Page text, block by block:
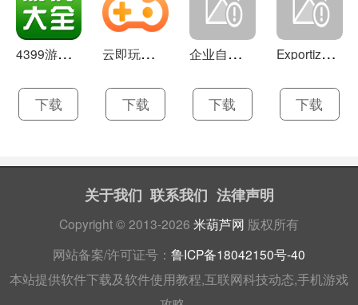
4
399游戏盒 官方下载 7.9.1
下载
云
即玩游戏盒 1.0.5.4
下载
企
业自助建站系统 9.0
下载
E
xportizer 9.0.8
下载
关于我们 联系我们 法律声明
Copyright © 2013-2026 米葫芦网 版权所有
网站备案/许可证号： 鲁ICP备18042150号-40
本站提供软件下载及软件使用教程,互联网科技动态,手机游戏